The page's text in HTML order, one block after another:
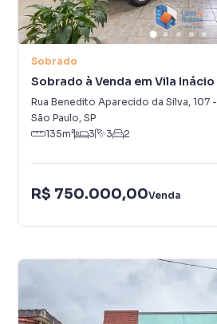
Sobrado
Sobrado à Venda em Vila Inácio
Rua Benedito Aparecido da Silva, 107 -
São Paulo, SP
135m² 3 3 2
R$ 750.000,00Venda